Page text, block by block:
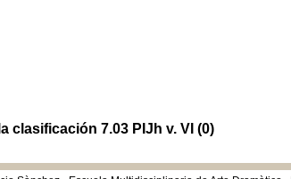
clasificación 7.03 PIJh v. VI (0)